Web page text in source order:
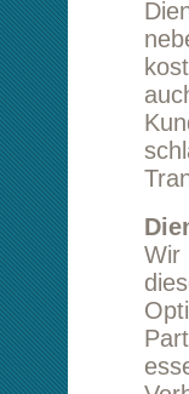
Wir
ernst
Berlin